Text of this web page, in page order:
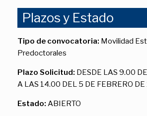
Plazos y Estado
Tipo de convocatoria: Movilidad
Predoctorales
Plazo Solicitud: DESDE LAS 9.00
A LAS 14.00 DEL 5 DE FEBRERO
Estado: ABIERTO